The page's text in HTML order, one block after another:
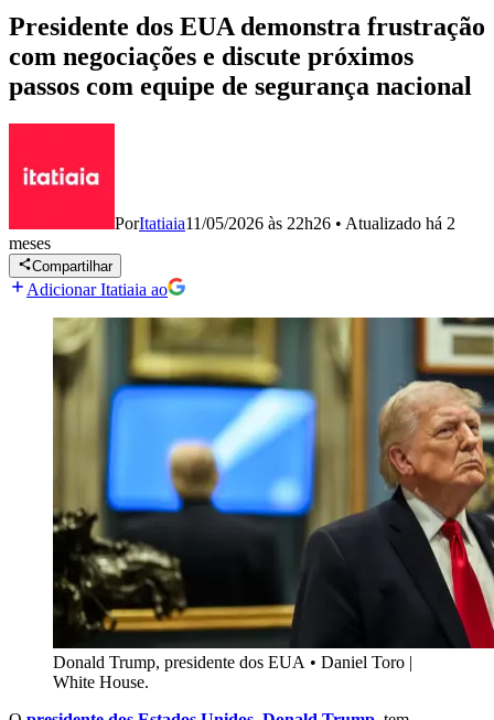
Presidente dos EUA demonstra frustração
com negociações e discute próximos
passos com equipe de segurança nacional
PorItatiaia11/05/2026 às 22h26 • Atualizado há 2
meses
Compartilhar
Adicionar Itatiaia ao
Donald Trump, presidente dos EUA • Daniel Toro |
White House.